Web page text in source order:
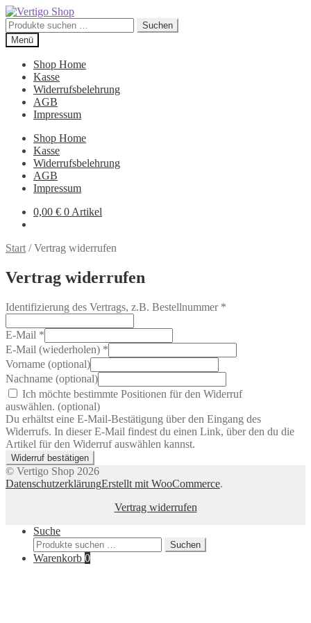
Zur
Navigation
springen
Zum
Inhalt
springen
Suchen
nach:
Suchen
Menü
Shop Home
Kasse
Widerrufsbelehrung
AGB
Impressum
Shop Home
Kasse
Widerrufsbelehrung
AGB
Impressum
0,00 € 0 Artikel
Start /Vertrag widerrufen
Vertrag widerrufen
Identifizierung des Vertrags, z.B. Bestellnummer *
E-Mail *
E-Mail (wiederholen) *
Vorname (optional)
Nachname (optional)
Ich möchte bestimmte Positionen für den Widerruf
auswählen. (optional)
Du erhältst eine E-Mail-Bestätigung über den Eingang des
Widerrufs. In dieser E-Mail findest du einen Link, über den du die
Artikel für den Widerruf auswählen kannst.
Widerruf bestätigen
© Vertigo Shop 2026
DatenschutzerklärungErstellt mit WooCommerce.
Vertrag widerrufen
Suche
Suchen
nach:
Suchen
Warenkorb 0